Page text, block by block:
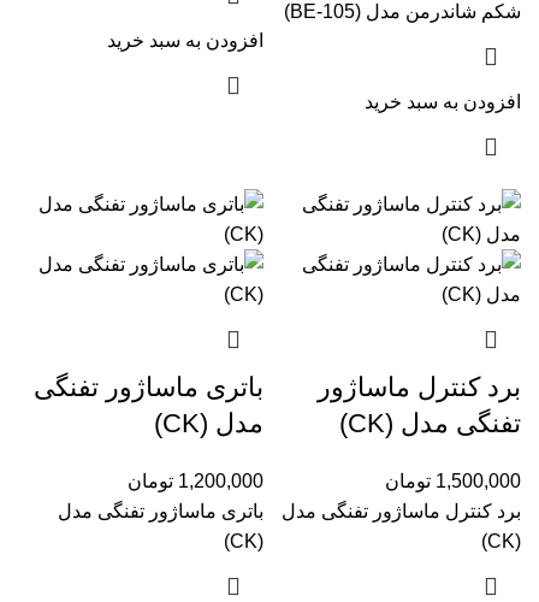
شکم شاندرمن مدل (BE-105)
افزودن به سبد خرید
افزودن به سبد خرید
برد کنترل ماساژور
تفنگی مدل (CK)
1,500,000 تومان
برد کنترل ماساژور تفنگی مدل
(CK)
باتری ماساژور تفنگی
مدل (CK)
1,200,000 تومان
باتری ماساژور تفنگی مدل
(CK)